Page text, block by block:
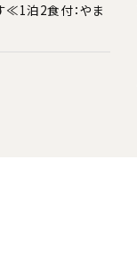
≪1泊2食付：やま